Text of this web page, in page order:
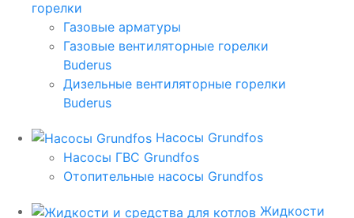
горелки
Газовые арматуры
Газовые вентиляторные горелки
Buderus
Дизельные вентиляторные горелки
Buderus
Насосы Grundfos
Насосы ГВС Grundfos
Отопительные насосы Grundfos
Жидкости